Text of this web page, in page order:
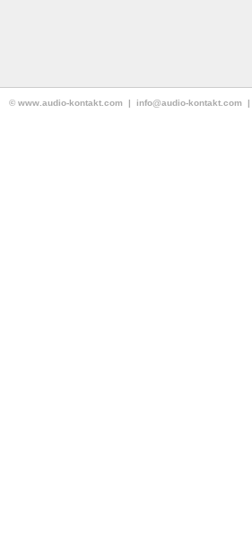
© www.audio-kontakt.com | info@audio-kontakt.com |